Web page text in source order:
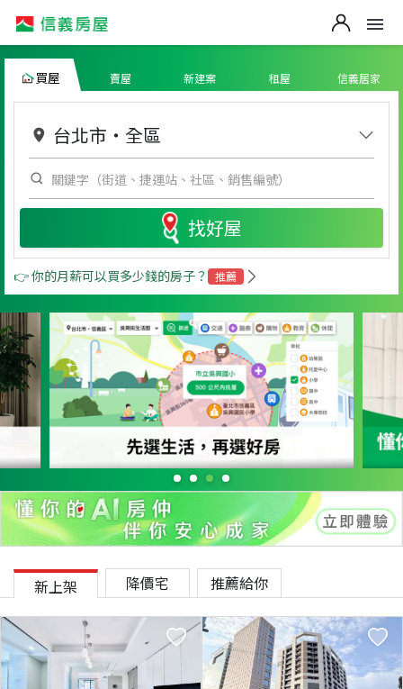
買屋 賣屋 新建案 租屋 信義居家
台北市 ・ 全區
找好屋
👉 你的月薪可以買多少錢的房子？ 推薦
新上架 降價宅 推薦給你